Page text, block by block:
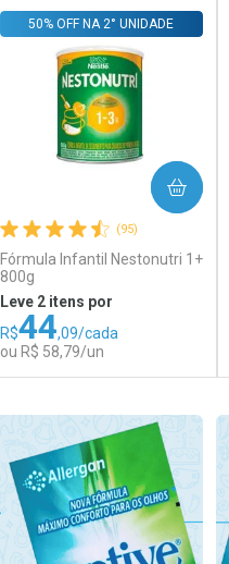
(95)
Fórmula Infantil Nestonutri 1+
800g
50% OFF NA 2° UNIDADE
Leve 2 itens por
R$44,09/cada
ou R$ 58,79/un
COMPRAR
Laboratório
Por Menos